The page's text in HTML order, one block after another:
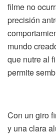
filme no
precisión
mundo
que nutre al
permite
Con un giro
y una clara